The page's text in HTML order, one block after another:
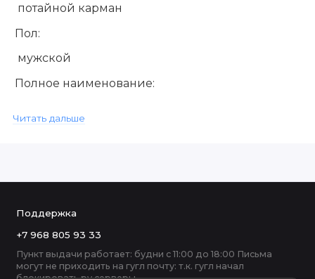
потайной карман
Пол:
мужской
Полное наименование:
Фактура:
Читать дальше
Поддержка
+7 968 805 93 33
Пункт выдачи работает: будни с 11:00 до 18:00 Письма
могут не приходить на гугл почту: т.к. гугл начал